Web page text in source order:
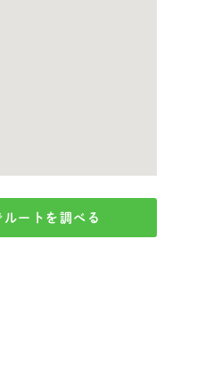
ートを調べる